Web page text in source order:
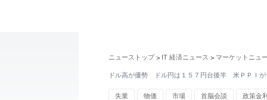
ニューストップ > IT 経済ニュース > マーケットニュ
ドル高が優勢 ドル円は１５７円台後半 米ＰＰＩ
失業 物価 市場 首脳会談 政策金